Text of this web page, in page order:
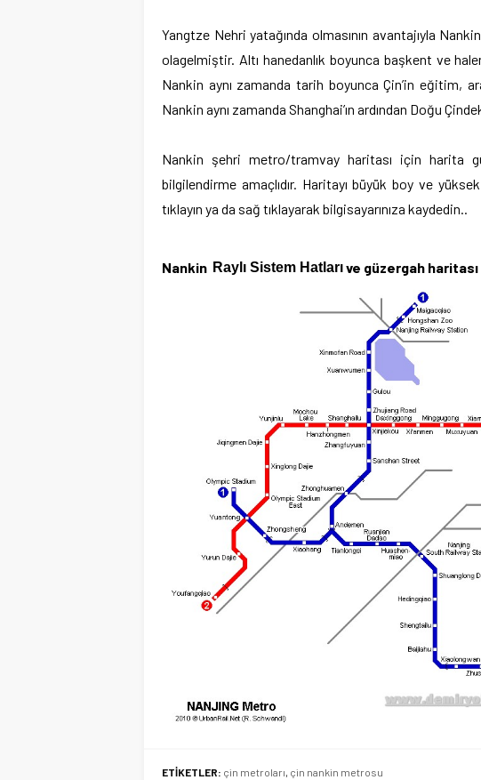
Yangtze Nehri yatağında olmasının avantajıyla
olagelmiştir. Altı hanedanlık boyunca başkent ve
Nankin aynı zamanda tarih boyunca Çin’in eğitim,
Nankin aynı zamanda Shanghai’ın ardından Doğu
Nankin şehri metro/tramvay haritası için harita
bilgilendirme amaçlıdır. Haritayı büyük boy ve
tıklayın ya da sağ tıklayarak bilgisayarınıza kaydedin..
Nankin Raylı Sistem Hatlarıve güzergah haritası
ETİKETLER: çin metroları, çin nankin metrosu